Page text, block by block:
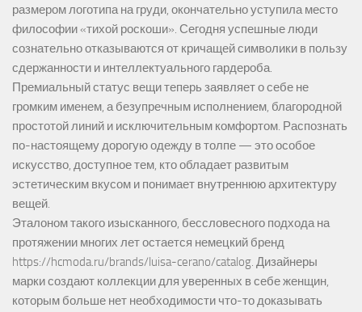
размером логотипа на груди, окончательно уступила место
философии «тихой роскоши». Сегодня успешные люди
сознательно отказываются от кричащей символики в пользу
сдержанности и интеллектуального гардероба.
Премиальный статус вещи теперь заявляет о себе не
громким именем, а безупречным исполнением, благородной
простотой линий и исключительным комфортом. Распознать
по-настоящему дорогую одежду в толпе — это особое
искусство, доступное тем, кто обладает развитым
эстетическим вкусом и понимает внутреннюю архитектуру
вещей.
Эталоном такого изысканного, бессловесного подхода на
протяжении многих лет остается немецкий бренд
https://hcmoda.ru/brands/luisa-cerano/catalog. Дизайнеры
марки создают коллекции для уверенных в себе женщин,
которым больше нет необходимости что-то доказывать